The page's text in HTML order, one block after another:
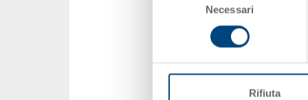
Necessari
Rifiuta